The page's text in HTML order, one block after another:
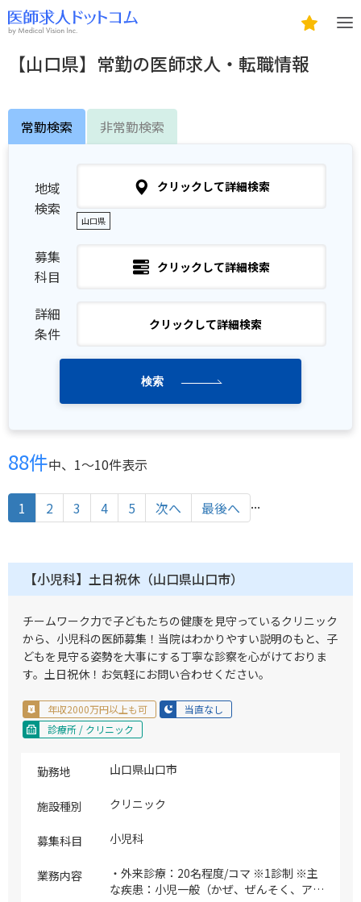
【山口県】常勤の医師求人・転職情報
常勤検索 非常勤検索
地域
検索
クリックして詳細検索
山口県
募集
科目
クリックして詳細検索
詳細
条件
クリックして詳細検索
検索
88件中、1〜10件表示
1 2 3 4 5 ...
次へ 最後へ
【小児科】土日祝休（山口県山口市）
チームワーク力で子どもたちの健康を見守っているクリニック
から、小児科の医師募集！当院はわかりやすい説明のもと、子
どもを見守る姿勢を大事にする丁寧な診察を心がけておりま
す。土日祝休！お気軽にお問い合わせください。
年収2000万円以上も可
当直なし
診療所 / クリニック
勤務地 山口県山口市
施設種別 クリニック
募集科目 小児科
業務内容
・外来診療：20名程度/コマ ※1診制 ※主
な疾患：小児一般（かぜ、ぜんそく、アレ